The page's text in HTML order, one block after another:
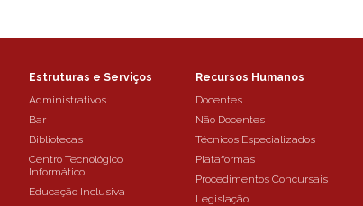
Estruturas e Serviços
Administrativos
Bar
Bibliotecas
Centro Tecnológico
Informático
Educação Inclusiva
Recursos Humanos
Docentes
Não Docentes
Técnicos Especializados
Plataformas
Procedimentos Concursais
Legislação